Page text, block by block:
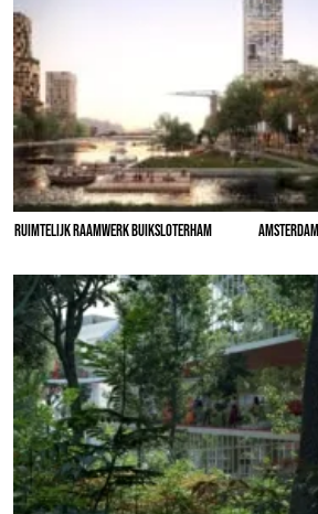
RUIMTELIJK RAAMWERK BUIKSLOTERHAM AMSTERDAM